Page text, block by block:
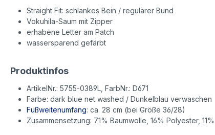
Straight Fit: schlankes Bein / regulärer Bund
Vokuhila-Saum mit Zipper
erhabene Letter am Patch
wassersparend gefärbt
Produktinfos
ArtikelNr.: 5755-0389L, FarbNr.: D671
Farbe: dark blue net washed / Dunkelblau verwaschen
Fußweitenumfang: ca. 28 cm (bei Größe 36/28)
Zusammensetzung: 71% Baumwolle, 16% Polyester,